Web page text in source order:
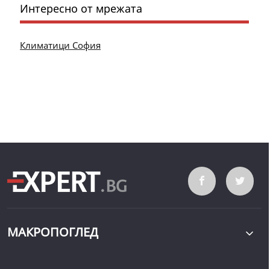
Интересно от мрежата
Климатици София
МАКРОПОГЛЕД